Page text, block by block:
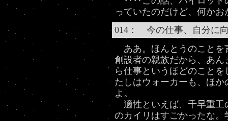
っていたのだけど、何かお
014： 今の仕事、自分に
ああ。ほんとうのことを
創設者の親族だから、あ
ら仕事というほどのこと
たしはウォーカーも、ほ
よ。
適性といえば、千早重工
のカイリはすごかったな